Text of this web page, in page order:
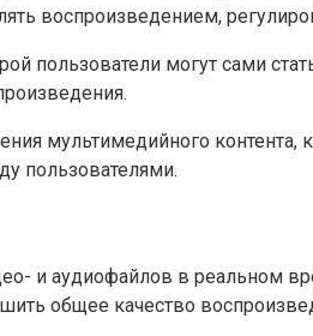
воспроизведением,
пользователи могут сами
мультимедийного контента,
пользователями.
и аудиофайлов в реальном
общее качество